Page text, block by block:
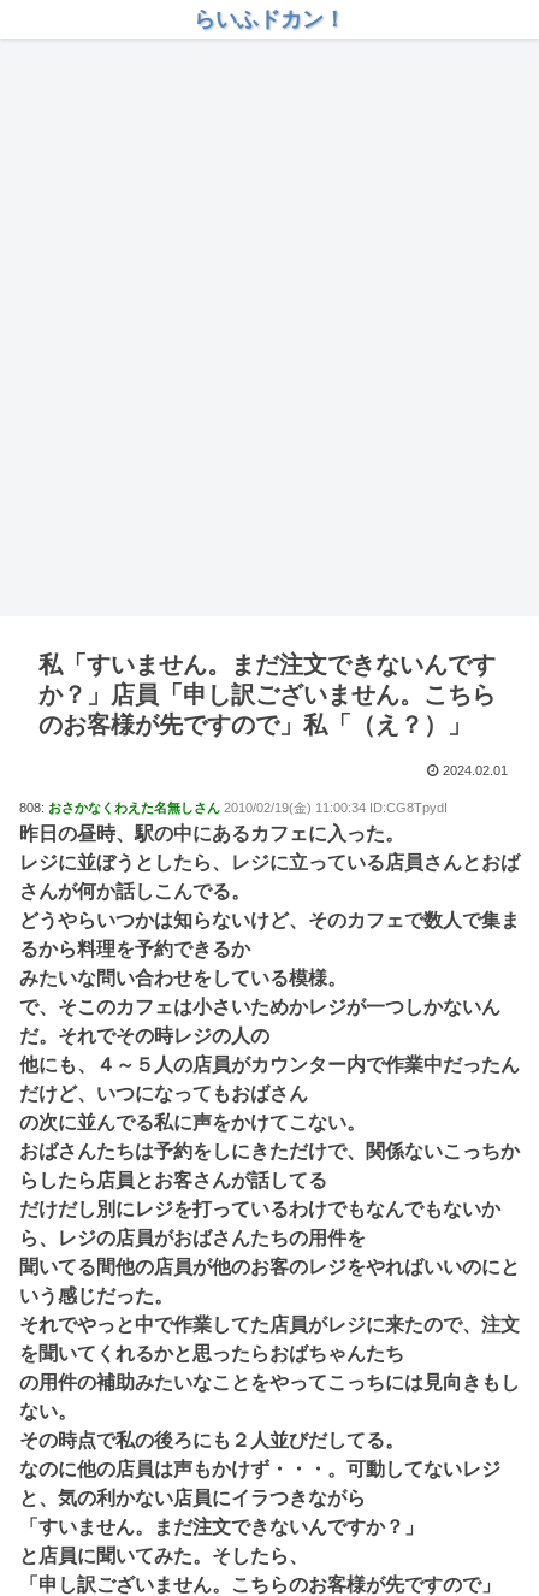
らいふドカン！
私「すいません。まだ注文できないんです
か？」店員「申し訳ございません。こちら
のお客様が先ですので」私「（え？）」
2024.02.01
808: おさかなくわえた名無しさん 2010/02/19(金) 11:00:34 ID:CG8TpydI
昨日の昼時、駅の中にあるカフェに入った。
レジに並ぼうとしたら、レジに立っている店員さんとおば
さんが何か話しこんでる。
どうやらいつかは知らないけど、そのカフェで数人で集ま
るから料理を予約できるか
みたいな問い合わせをしている模様。
で、そこのカフェは小さいためかレジが一つしかないん
だ。それでその時レジの人の
他にも、４～５人の店員がカウンター内で作業中だったん
だけど、いつになってもおばさん
の次に並んでる私に声をかけてこない。
おばさんたちは予約をしにきただけで、関係ないこっちか
らしたら店員とお客さんが話してる
だけだし別にレジを打っているわけでもなんでもないか
ら、レジの店員がおばさんたちの用件を
聞いてる間他の店員が他のお客のレジをやればいいのにと
いう感じだった。
それでやっと中で作業してた店員がレジに来たので、注文
を聞いてくれるかと思ったらおばちゃんたち
の用件の補助みたいなことをやってこっちには見向きもし
ない。
その時点で私の後ろにも２人並びだしてる。
なのに他の店員は声もかけず・・・。可動してないレジ
と、気の利かない店員にイラつきながら
「すいません。まだ注文できないんですか？」
と店員に聞いてみた。そしたら、
「申し訳ございません。こちらのお客様が先ですので」